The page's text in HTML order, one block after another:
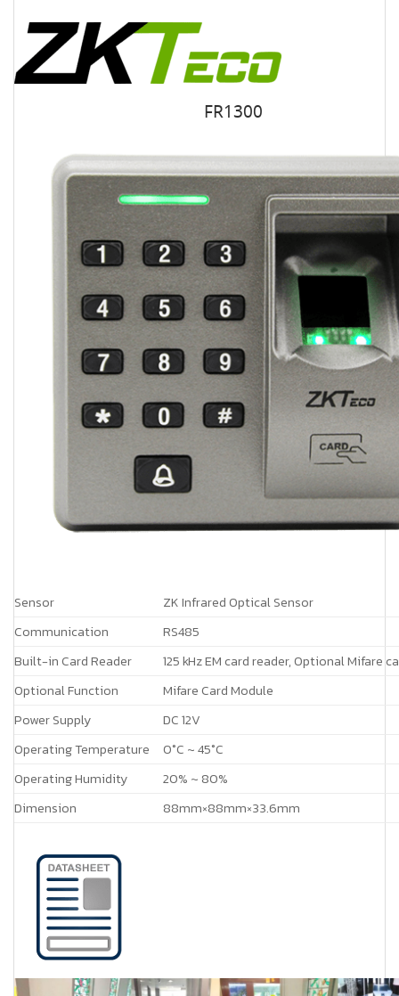
FR1300
Sensor
ZK Infrared Optical Sensor
Communication
RS485
Built-in Card Reader
125 kHz EM card reader, Optional Mifare
Optional Function
Mifare Card Module
Power Supply
DC 12V
Operating Temperature
0°C ~ 45°C
Operating Humidity
20% ~ 80%
Dimension
88mm×88mm×33.6mm